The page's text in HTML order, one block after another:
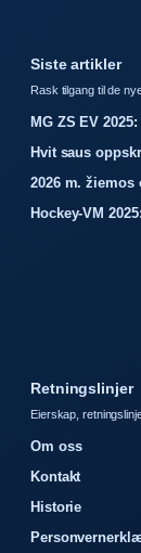
Siste artikler
Rask tilgang til de
MG ZS EV
Hvit saus
2026 m. žiemos
Hockey-VM
Retningslinjer
Eierskap,
Om oss
Kontakt
Historie